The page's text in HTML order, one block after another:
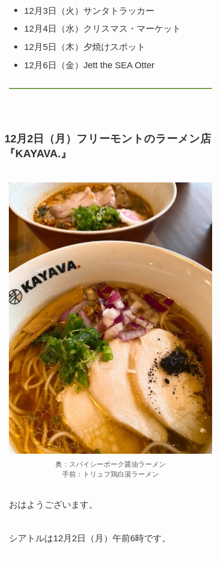
12月3日（火）サンタトラッカー
12月4日（水）クリスマス・マーケット
12月5日（木）夕焼けスポット
12月6日（金）Jett the SEA Otter
12月2日（月）フリーモントのラーメン店
『KAYAVA.』
奥：スパイシーポーク醤油ラーメン
手前：トリュフ鶏白湯ラーメン
おはようございます。
シアトルは12月2日（月）午前6時です。